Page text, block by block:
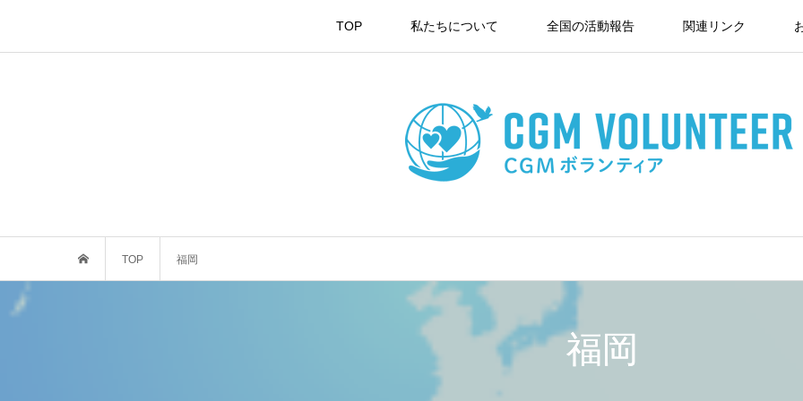
TOP 私たちについて 全国の活動報告 関連リンク
TOP 福岡
福岡